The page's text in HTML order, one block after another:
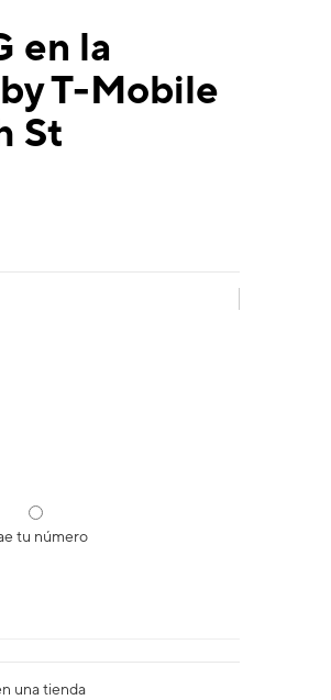
en la
T-Mobile
St
tu número
una tienda